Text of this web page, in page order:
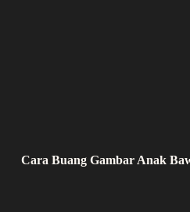
Cara Buang Gambar Anak